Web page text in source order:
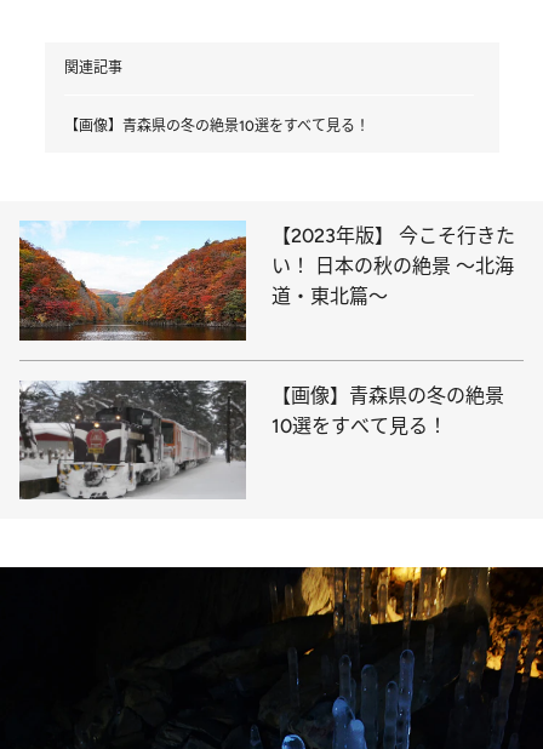
関連記事
【画像】青森県の冬の絶景10選をすべて見る！
【2023年版】 今こそ行きた
い！ 日本の秋の絶景 ～北海
道・東北篇～
【画像】青森県の冬の絶景
10選をすべて見る！